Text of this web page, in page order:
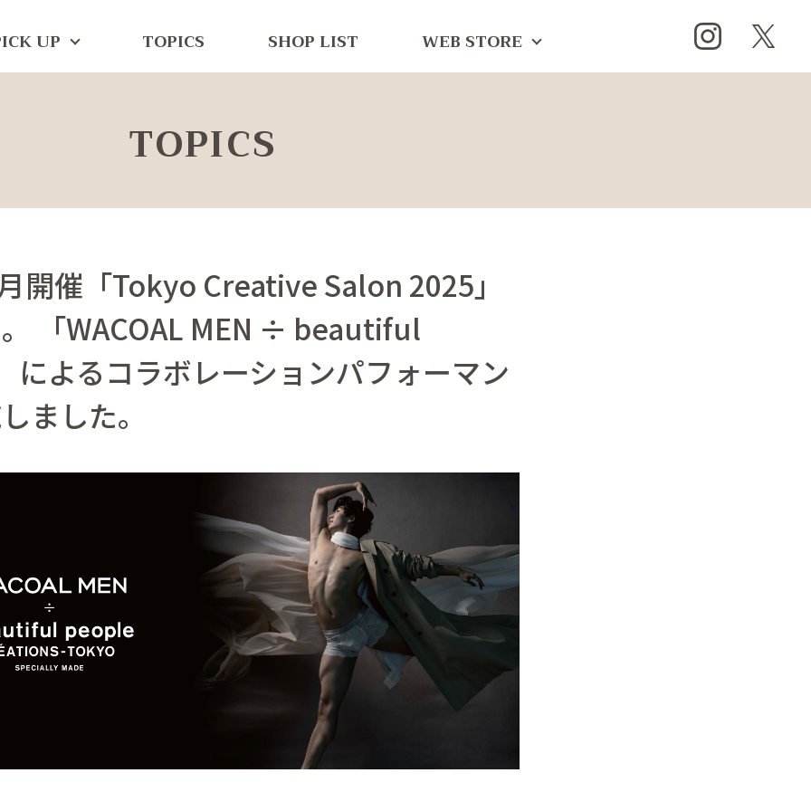
UP TOPICS SHOP LIST WEB STORE
TOPICS
開催「Tokyo Creative Salon 2025」
「WACOAL MEN ÷ beautiful
によるコラボレーションパフォーマン
ました。